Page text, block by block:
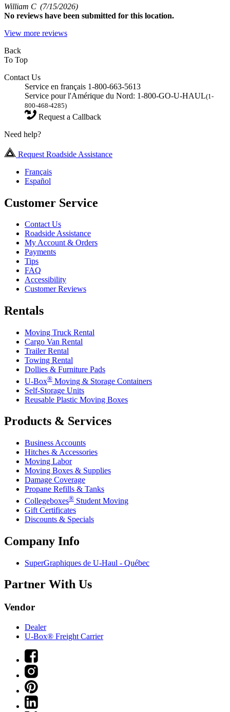
William C (7/15/2026)
No reviews have been submitted for this location.
View more reviews
Back
To Top
Contact Us
Service en français 1-800-663-5613
Service pour l'Amérique du Nord: 1-800-GO-U-HAUL(1-
800-468-4285)
Request a Callback
Need help?
Request Roadside Assistance
Français
Español
Customer Service
Contact Us
Roadside Assistance
My Account & Orders
Payments
Tips
FAQ
Accessibility
Customer Reviews
Rentals
Moving Truck Rental
Cargo Van Rental
Trailer Rental
Towing Rental
Dollies & Furniture Pads
U-Box® Moving & Storage Containers
Self-Storage Units
Reusable Plastic Moving Boxes
Products & Services
Business Accounts
Hitches & Accessories
Moving Labor
Moving Boxes & Supplies
Damage Coverage
Propane Refills & Tanks
Collegeboxes® Student Moving
Gift Certificates
Discounts & Specials
Company Info
SuperGraphiques de U-Haul - Québec
Partner With Us
Vendor
Dealer
U-Box® Freight Carrier